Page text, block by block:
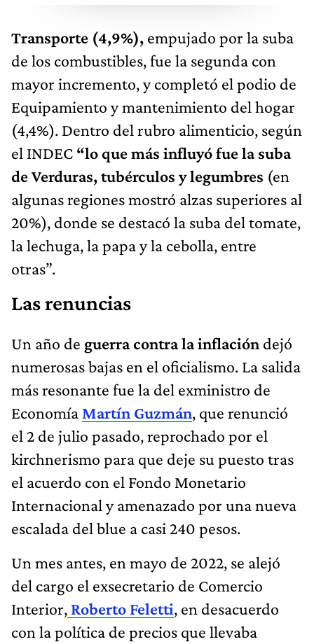
Transporte (4,9%), empujado por la suba
de los combustibles, fue la segunda con
mayor incremento, y completó el podio de
Equipamiento y mantenimiento del hogar
(4,4%). Dentro del rubro alimenticio, según
el INDEC “lo que más influyó fue la suba
de Verduras, tubérculos y legumbres (en
algunas regiones mostró alzas superiores al
20%), donde se destacó la suba del tomate,
la lechuga, la papa y la cebolla, entre
otras”.
Las renuncias
Un año de guerra contra la inflación dejó
numerosas bajas en el oficialismo. La salida
más resonante fue la del exministro de
Economía Martín Guzmán, que renunció
el 2 de julio pasado, reprochado por el
kirchnerismo para que deje su puesto tras
el acuerdo con el Fondo Monetario
Internacional y amenazado por una nueva
escalada del blue a casi 240 pesos.
Un mes antes, en mayo de 2022, se alejó
del cargo el exsecretario de Comercio
Interior, Roberto Feletti, en desacuerdo
con la política de precios que llevaba